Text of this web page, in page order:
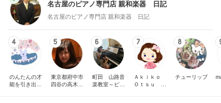
名古屋のピアノ専門店 親和楽器 日記
名古屋のピアノ専門店 親和楽器 日記
4
のんたんの才
能を引き出す
5
東京都府中市
四谷の高木久
6
町田 山路音
楽教室～ピア
7
Ａｋｉｋｏ
Ｏｔｓｕ ピ
8
チューリップ